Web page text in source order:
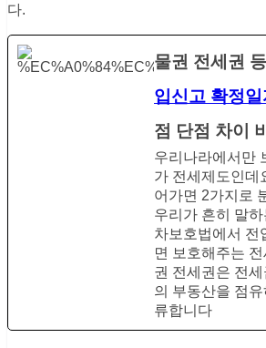
다.
물권 전세권
입신고 확정일
점 단점 차이
우리나라에서만
가 전세제도인데
어가면 2가지로
우리가 흔히 말
차보호법에서 전
면 보호해주는
권 전세권은 전
의 부동산을 점
류합니다